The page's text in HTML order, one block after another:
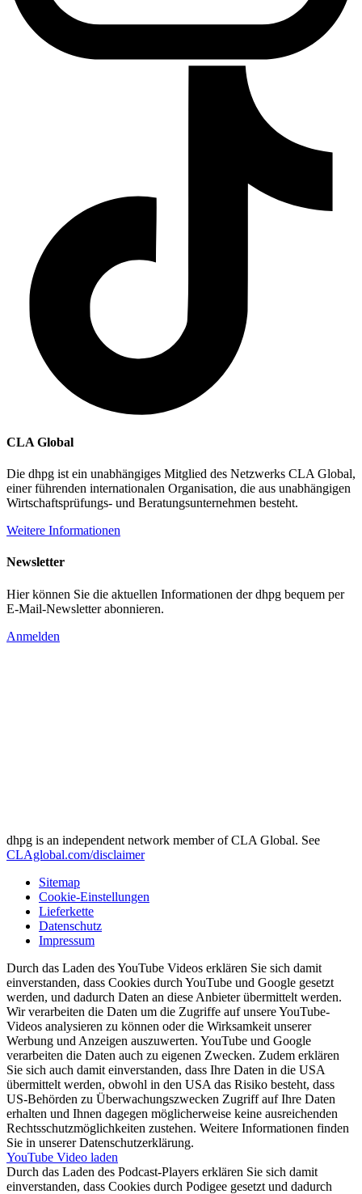
CLA Global
Die dhpg ist ein unabhängiges Mitglied des Netzwerks CLA Global,
einer führenden internationalen Organisation, die aus unabhängigen
Wirtschaftsprüfungs- und Beratungsunternehmen besteht.
Weitere Informationen
Newsletter
Hier können Sie die aktuellen Informationen der dhpg bequem per
E-Mail-Newsletter abonnieren.
Anmelden
dhpg is an independent network member of CLA Global. See
CLAglobal.com/disclaimer
Sitemap
Cookie-Einstellungen
Lieferkette
Datenschutz
Impressum
Durch das Laden des YouTube Videos erklären Sie sich damit
einverstanden, dass Cookies durch YouTube und Google gesetzt
werden, und dadurch Daten an diese Anbieter übermittelt werden.
Wir verarbeiten die Daten um die Zugriffe auf unsere YouTube-
Videos analysieren zu können oder die Wirksamkeit unserer
Werbung und Anzeigen auszuwerten. YouTube und Google
verarbeiten die Daten auch zu eigenen Zwecken. Zudem erklären
Sie sich auch damit einverstanden, dass Ihre Daten in die USA
übermittelt werden, obwohl in den USA das Risiko besteht, dass
US-Behörden zu Überwachungszwecken Zugriff auf Ihre Daten
erhalten und Ihnen dagegen möglicherweise keine ausreichenden
Rechtsschutzmöglichkeiten zustehen. Weitere Informationen finden
Sie in unserer Datenschutzerklärung.
YouTube Video laden
Durch das Laden des Podcast-Players erklären Sie sich damit
einverstanden, dass Cookies durch Podigee gesetzt und dadurch